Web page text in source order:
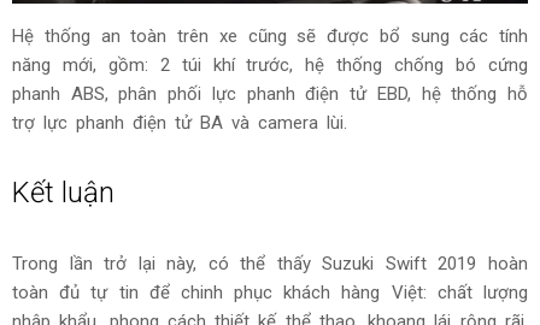
Hệ thống an toàn trên xe cũng sẽ được bổ sung các tính
năng mới, gồm: 2 túi khí trước, hệ thống chống bó cứng
phanh ABS, phân phối lực phanh điện tử EBD, hệ thống hỗ
trợ lực phanh điện tử BA và camera lùi.
Kết luận
Trong lần trở lại này, có thể thấy Suzuki Swift 2019 hoàn
toàn đủ tự tin để chinh phục khách hàng Việt: chất lượng